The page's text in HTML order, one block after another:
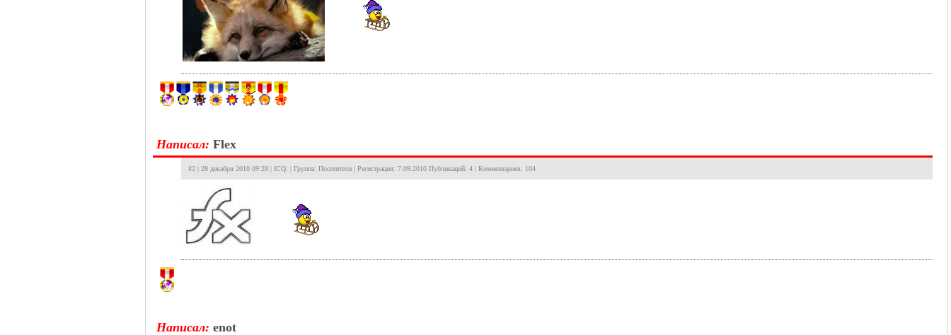
Hаписал: Flex
#2 | 28 декабря 2010 09:28 | ICQ: | Группа: Посетители | Регистрация: 7.09.2010 Публикаций: 4 | Комментариев: 104
Hаписал: enot